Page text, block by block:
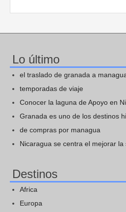
Lo último
el traslado de granada a
temporadas de viaje
Conocer la laguna de Apoyo en
Granada es uno de los destinos
de compras por managua
Nicaragua se centra el mejorar la
Destinos
Africa
Europa